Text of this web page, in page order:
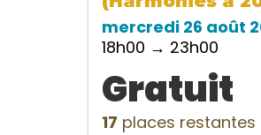
mercredi 26 août
18h00 → 23h00
Gratuit
17 places restantes